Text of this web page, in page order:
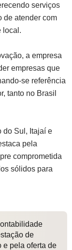
serviços
de atender com
local.
a empresa
empresas que
se referência
tanto no Brasil
do Sul, Itajaí e
pela
comprometida
sólidos para
de
e pela oferta de